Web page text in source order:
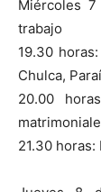
Miércoles
trabajo
19.30
Chulca,
20.00
21.30